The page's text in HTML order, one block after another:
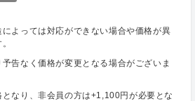
よっては対応ができない場合や価格が異
告なく価格が変更となる場合がございま
なり、非会員の方は+1,100円が必要とな